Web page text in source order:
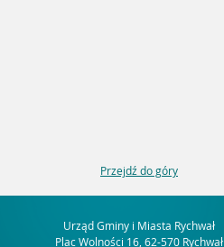
Przejdź do góry
Urząd Gminy i Miasta Rychwał
Plac Wolności 16, 62-570 Rychwał